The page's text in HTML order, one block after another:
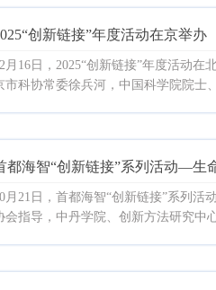
创新链接”年度活动在京举办
月16日，2025“创新链接”年度活动
市科协常委徐兵河，中国科学院院士
都海智“创新链接”系列活动—生
月21日，首都海智“创新链接”系列
会指导，中丹学院、创新方法研究中